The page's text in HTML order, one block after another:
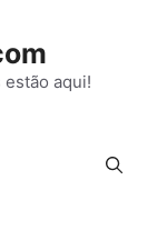
aqui!